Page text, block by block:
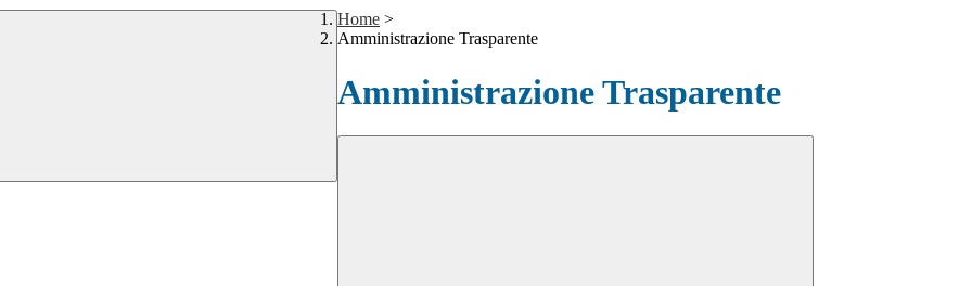
Home >
Amministrazione Trasparente
Amministrazione Trasparente